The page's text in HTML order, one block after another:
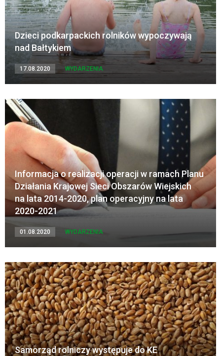
Dzieci podkarpackich rolników wypoczywają
nad Bałtykiem
17.08.2020 WYDARZENIA
Informacja o realizacji operacji w ramach Planu
Działania Krajowej Sieci Obszarów Wiejskich
na lata 2014-2020, plan operacyjny na lata
2020-2021
01.08.2020 WYDARZENIA
Samorząd rolniczy występuje do KE